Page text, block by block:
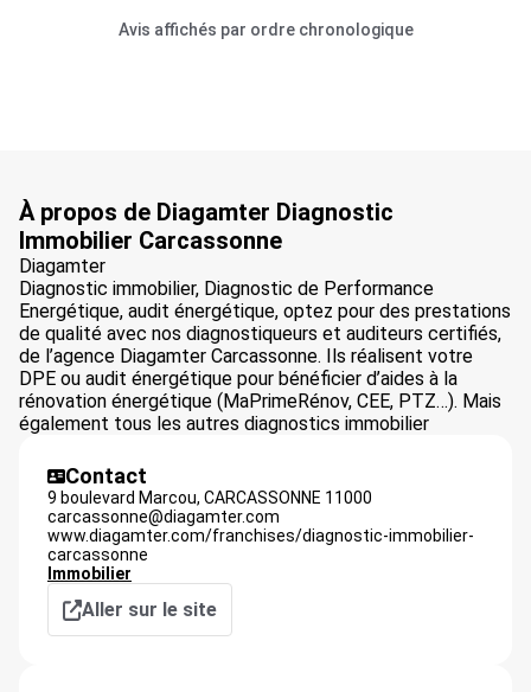
Avis affichés par ordre chronologique
À propos de Diagamter Diagnostic
Immobilier Carcassonne
Diagamter
Diagnostic immobilier, Diagnostic de Performance
Energétique, audit énergétique, optez pour des prestations
de qualité avec nos diagnostiqueurs et auditeurs certifiés,
de l’agence Diagamter Carcassonne. Ils réalisent votre
DPE ou audit énergétique pour bénéficier d’aides à la
rénovation énergétique (MaPrimeRénov, CEE, PTZ…). Mais
également tous les autres diagnostics immobilier
Contact
9 boulevard Marcou, CARCASSONNE 11000
carcassonne@diagamter.com
www.diagamter.com/franchises/diagnostic-immobilier-
carcassonne
Immobilier
Aller sur le site